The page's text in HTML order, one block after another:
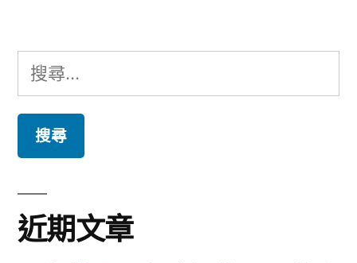
搜
尋
鍵
字:
近期文章